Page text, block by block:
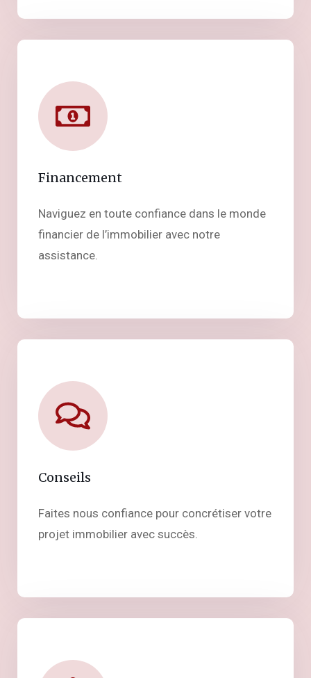
Financement
Naviguez en toute confiance dans le monde
financier de l’immobilier avec notre
assistance.
Conseils
Faites nous confiance pour concrétiser votre
projet immobilier avec succès.